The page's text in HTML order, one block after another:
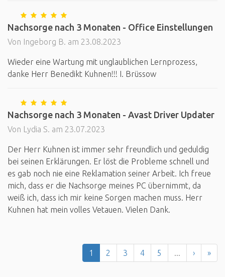
Nachsorge nach 3 Monaten - Office Einstellungen
Von Ingeborg B. am 23.08.2023
Wieder eine Wartung mit unglaublichen Lernprozess,
danke Herr Benedikt Kuhnen!!! I. Brüssow
Nachsorge nach 3 Monaten - Avast Driver Updater
Von Lydia S. am 23.07.2023
Der Herr Kuhnen ist immer sehr freundlich und geduldig
bei seinen Erklärungen. Er löst die Probleme schnell und
es gab noch nie eine Reklamation seiner Arbeit. Ich freue
mich, dass er die Nachsorge meines PC übernimmt, da
weiß ich, dass ich mir keine Sorgen machen muss. Herr
Kuhnen hat mein volles Vetauen. Vielen Dank.
1 2 3 4 5 ... › »